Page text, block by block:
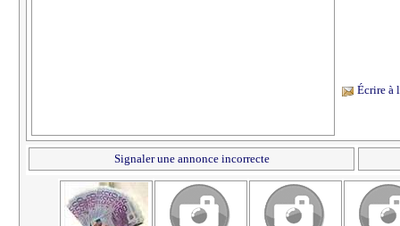
Écrire à
Signaler une annonce incorrecte